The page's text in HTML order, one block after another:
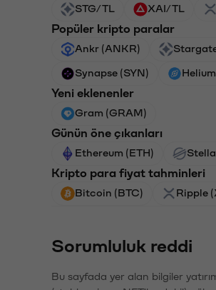
STG/TL XAI/TL
Popüler kripto paralar
Ankr (ANKR)
Synapse (SYN)
Yeni eklenenler
Gram (GRAM)
Günün öne çıkanları
Ethereum (ETH)
Kripto para fiyat tahminleri
Bitcoin (BTC) Ripple
Sorumluluk reddi
Bu sayfada yer alan bilgiler